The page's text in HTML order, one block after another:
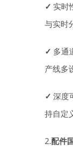
✓ 实时
与实时
✓ 多通
产线多
✓ 深度
持自定
2.配件